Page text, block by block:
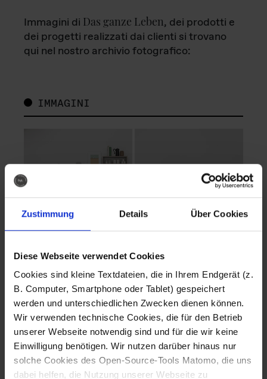
Zustimmung Details Über Cookies
Diese Webseite verwendet Cookies
Cookies sind kleine Textdateien, die in Ihrem Endgerät (z.
B. Computer, Smartphone oder Tablet) gespeichert
werden und unterschiedlichen Zwecken dienen können.
Wir verwenden technische Cookies, die für den Betrieb
unserer Webseite notwendig sind und für die wir keine
Einwilligung benötigen. Wir nutzen darüber hinaus nur
solche Cookies des Open-Source-Tools Matomo, die uns
dabei helfen, die Nutzung unserer Webseite zu
Immagini di Das ganze Leben, dei prodotti e
dei progetti realizzati dai clienti si trovano
qui nel nostro archivio fotografico:
IMMAGINI
Fotografo: Lorenz
Sternbach
Download
Fotografo: Lorenz
Sternbach
Download